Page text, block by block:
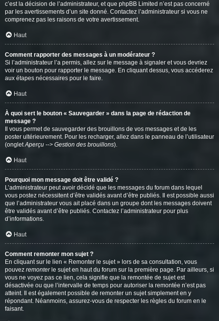
c’est la décision de l’administrateur, et que phpBB Limited n’est pas concerné
par les avertissements d’un site donné. Contactez l’administrateur si vous ne
comprenez pas les raisons de votre avertissement.
Haut
Comment rapporter des messages à un modérateur ?
Si l’administrateur l’a permis, allez sur le message à signaler et vous devriez
voir un bouton pour rapporter le message. En cliquant dessus, vous accéderez
aux étapes nécessaires pour le faire.
Haut
À quoi sert le bouton « Sauvegarder » dans la page de rédaction de
message ?
Il vous permet de sauvegarder des brouillons de vos messages et de les
poster ultérieurement. Pour les recharger, allez dans le panneau de l’utilisateur
(ongletAperçu --> Gestion des brouillons).
Haut
Pourquoi mon message doit être validé ?
L’administrateur peut avoir décidé que les messages du forum dans lequel
vous postez nécessitent d’être validés avant d’être publiés. Il est possible aussi
que l’administrateur vous ait placé dans un groupe dont les messages doivent
être validés avant d’être publiés. Contactez l’administrateur pour plus
d’informations.
Haut
Comment remonter mon sujet ?
En cliquant sur le lien « Remonter le sujet » lors de sa consultation, vous
pouvez remonterle sujet en haut du forum sur la première page. Par ailleurs, si
vous ne voyez pas ce lien, cela signifie que la remontée de sujet est
désactivée ou que l’intervalle de temps pour autoriser la remontée n’est pas
atteint. Il est également possible de remonter un sujet simplement en y
répondant. Néanmoins, assurez-vous de respecter les règles du forum en le
faisant.